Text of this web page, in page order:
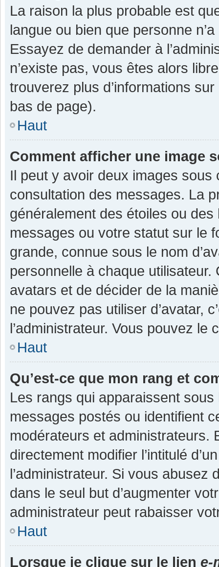
La raison la plus probable est
langue ou bien que personne
Essayez de demander à
n’existe pas, vous êtes alors
trouverez plus d’informations
bas de page).
Haut
Comment afficher une image
Il peut y avoir deux images sous
consultation des messages. La
généralement des étoiles ou
messages ou votre statut sur le
grande, connue sous le nom
personnelle à chaque utilisateur.
avatars et de décider de la
ne pouvez pas utiliser d’avatar,
l’administrateur. Vous pouvez
Haut
Qu’est-ce que mon rang et
Les rangs qui apparaissent
messages postés ou identifient
modérateurs et administrateurs.
directement modifier l’intitulé
l’administrateur. Si vous
dans le seul but d’augmenter
administrateur peut rabaisser
Haut
Lorsque je clique sur le lien e-